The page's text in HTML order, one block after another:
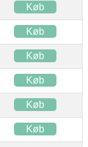
Køb
Køb
Køb
Køb
Køb
Køb